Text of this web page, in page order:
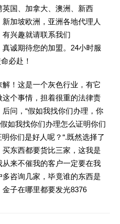
国、加拿大、澳洲、新西
加坡欧洲，亚洲各地代理人
有兴趣就请联系我们
诚期待您的加盟。24小时服
必赴！
！这是一个灰色行业，有它
个事情，担着很重的法律责
问，“假如我找你们办理，你
如我找你们办理怎么证明你们
你们是好人呢？“.既然选择了
东西都要货比三家，这我是
来不催我的客户一定要在我
咨询几家，毕竟谁的东西是
子在哪里都要发光8376